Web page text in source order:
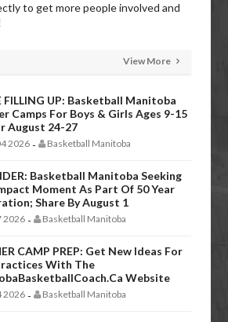
to get more people involved and
View More
FILLING UP: Basketball Manitoba
Camps For Boys & Girls Ages 9-15
August 24-27
2026 - Basketball Manitoba
Basketball Manitoba Seeking
Moment As Part Of 50 Year
Share By August 1
2026 - Basketball Manitoba
CAMP PREP: Get New Ideas For
With The
Website
2026 - Basketball Manitoba